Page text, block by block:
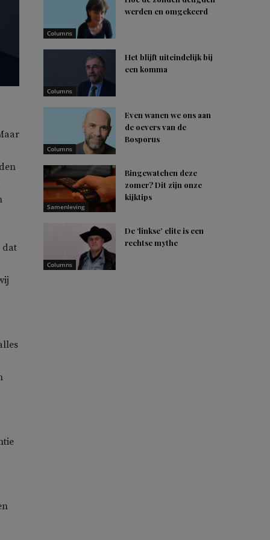
dat
Columns
werden en omgekeerd
Columns
Het blijft uiteindelijk bij
een komma
Columns
Even wanen we ons aan
de oevers van de
Bosporus
Samenleving
Bingewatchen deze
zomer? Dit zijn onze
kijktips
Columns
De ‘linkse’ elite is een
rechtse mythe